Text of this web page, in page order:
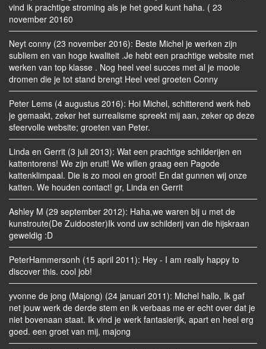
vind ik prachtige stroming als je het goed kunt haha. ( 23
november 20160
Neyt conny (23 november 2016): Beste Michel je werken zijn
subliem en van hoge kwaliteit .Je hebt een prachtige website met
werken van top klasse . Nog heel veel succes met al je mooie
dromen die je tot stand brengt Heel veel groeten Conny
Peter Lems (4 augustus 2016): Hoi Michel, schitterend werk heb
je gemaakt, zeker het surrealisme spreekt mij aan, zeker op deze
sfeervolle website; groeten van Peter.
Linda en Gerrit (3 juli 2013): Wat een prachtige schilderijen en
kattentorens! We zijn eruit! We willen graag een Pagode
kattenklimpaal. Die is zo mooi en groot! En dat gunnen wij onze
katten. We houden contact! gr, Linda en Gerrit
Ashley M (29 september 2012): Haha,we waren bij u met de
kunstroute(De Zuidooster)Ik vond uw schilderij van die hijskraan
geweldig :D
PeterHammersonh (15 april 2011): Hey - I am really happy to
discover this. cool job!
yvonne de jong (Majong) (24 januari 2011): Michel hallo, Ik gaf
net jouw werk de derde stem en ik verbaas me er echt over dat je
niet bovenaan staat. Ik vind je werk fantasierijk, apart en heel erg
goed. een groet van mij, majong